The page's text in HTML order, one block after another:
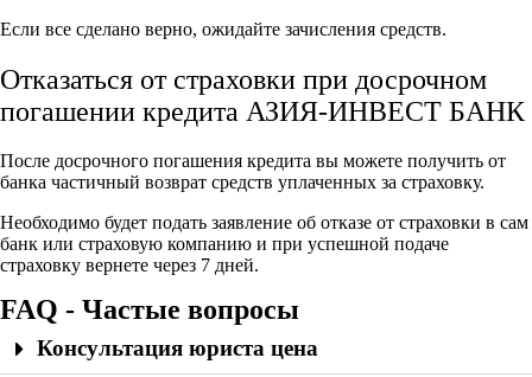
Если все сделано верно, ожидайте зачисления средств.
Отказаться от страховки при досрочном
погашении кредита АЗИЯ-ИНВЕСТ БАНК
После досрочного погашения кредита вы можете получить от
банка частичный возврат средств уплаченных за страховку.
Необходимо будет подать заявление об отказе от страховки в сам
банк или страховую компанию и при успешной подаче
страховку вернете через 7 дней.
FAQ - Частые вопросы
Консультация юриста цена